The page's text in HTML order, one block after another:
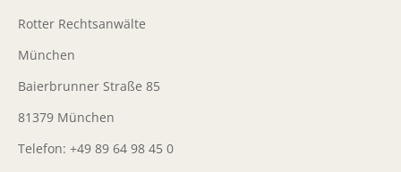
Rotter Rechtsanwälte
München
Baierbrunner Straße 85
81379 München
Telefon: +49 89 64 98 45 0